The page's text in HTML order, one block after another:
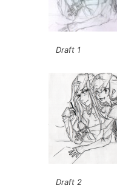
Draft 1
Draft 2